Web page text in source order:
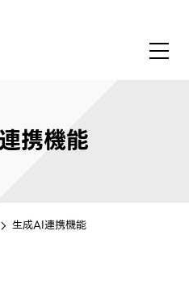
携機能
生成AI連携機能